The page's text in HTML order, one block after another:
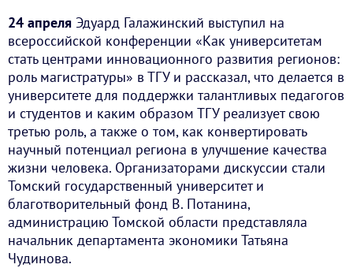
24 апреля Эдуард Галажинский выступил на
всероссийской конференции «Как университетам
стать центрами инновационного развития регионов:
роль магистратуры» в ТГУ и рассказал, что делается в
университете для поддержки талантливых педагогов
и студентов и каким образом ТГУ реализует свою
третью роль, а также о том, как конвертировать
научный потенциал региона в улучшение качества
жизни человека. Организаторами дискуссии стали
Томский государственный университет и
благотворительный фонд В. Потанина,
администрацию Томской области представляла
начальник департамента экономики Татьяна
Чудинова.